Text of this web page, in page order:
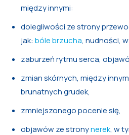
między innymi:
dolegliwości ze strony
jak: bóle brzucha, nudności,
zaburzeń rytmu serca,
zmian skórnych, między
brunatnych grudek,
zmniejszonego pocenie się,
objawów ze stronynerek, w